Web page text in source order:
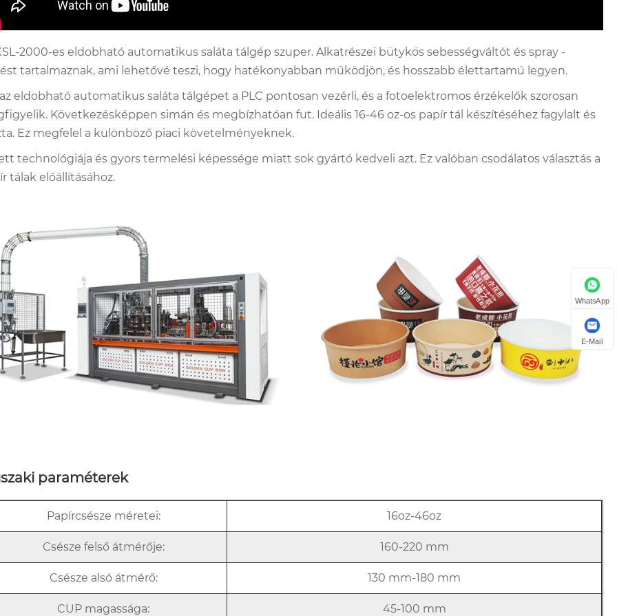
2000-es eldobható automatikus saláta tálgép szuper. Alkatrészei bütykös sebességváltót és spray -
tartalmaznak, ami lehetővé teszi, hogy hatékonyabban működjön, és hosszabb élettartamú legyen.
eldobható automatikus saláta tálgépet a PLC pontosan vezérli, és a fotoelektromos érzékelők szorosan
Következésképpen simán és megbízhatóan fut. Ideális 16-46 oz-os papír tál készítéséhez fagylalt és
Ez megfelel a különböző piaci követelményeknek.
technológiája és gyors termelési képessége miatt sok gyártó kedveli azt. Ez valóban csodálatos választás a
tálak előállításához.
paraméterek
Papírcsésze méretei: 16oz-46oz
Csésze felső átmérője: 160-220 mm
Csésze alsó átmérő: 130 mm-180 mm
CUP magassága: 45-100 mm
WhatsApp
E-Mail